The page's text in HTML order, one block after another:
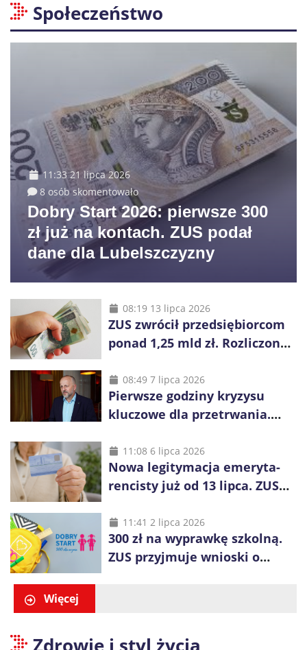
Społeczeństwo
11:33 21 lipca 2026
8 osób skomentowało
Dobry Start 2026: pierwsze 300
zł już na kontach. ZUS podał
dane dla Lubelszczyzny
08:19 13 lipca 2026
ZUS zwrócił przedsiębiorcom
ponad 1,25 mld zł. Rozliczono
08:49 7 lipca 2026
Pierwsze godziny kryzysu
kluczowe dla przetrwania.
wszystkich od razu
11:08 6 lipca 2026
Nowa legitymacja emeryta-
rencisty już od 13 lipca. ZUS
11:41 2 lipca 2026
300 zł na wyprawkę szkolną.
ZUS przyjmuje wnioski o
Więcej